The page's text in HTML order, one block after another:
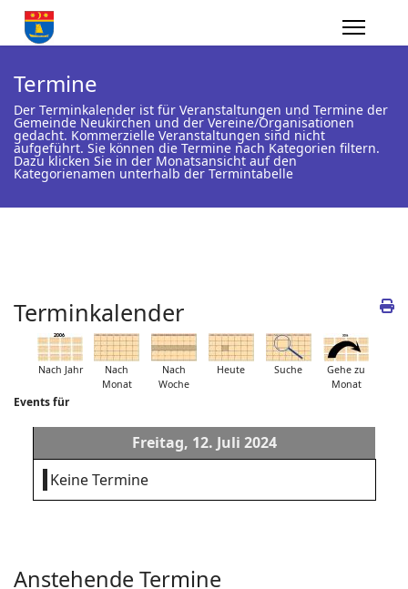
Termine
Der Terminkalender ist für Veranstaltungen und Termine der
Gemeinde Neukirchen und der Vereine/Organisationen
gedacht. Kommerzielle Veranstaltungen sind nicht
aufgeführt. Sie können die Termine nach Kategorien filtern.
Dazu klicken Sie in der Monatsansicht auf den
Kategorienamen unterhalb der Termintabelle
Terminkalender
Nach Jahr
Nach
Monat
Nach
Woche
Heute Suche
Gehe zu
Monat
Events für
Freitag, 12. Juli 2024
Keine Termine
Anstehende Termine